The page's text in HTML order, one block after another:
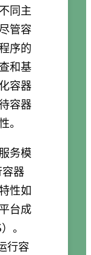
同主
管容
序的
和基
容器
容器
。
务模
器
性如
台成
。
行容